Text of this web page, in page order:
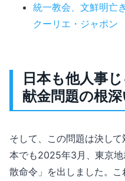
統一教会、文鮮明亡
クーリエ・ジャポン
日本も他人事
献金問題の根
そして、この問題は決し
本でも2025年3月、東京
散命令」を出しました。